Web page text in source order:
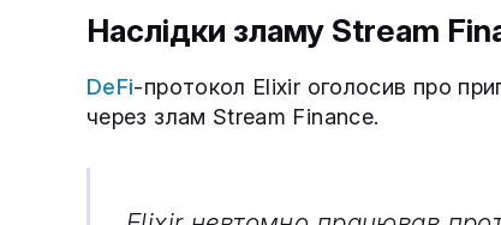
Наслідки зламу Stream
DeFi-протокол Elixir оголосив про
через злам Stream Finance.